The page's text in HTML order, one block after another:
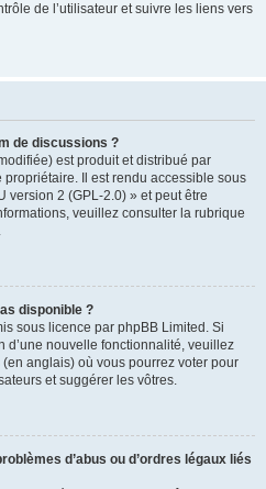
de l’utilisateur et suivre les liens vers
de discussions ?
est produit et distribué par
propriétaire. Il est rendu accessible sous
version 2 (GPL-2.0) » et peut être
veuillez consulter la rubrique
disponible ?
sous licence par phpBB Limited. Si
d’une nouvelle fonctionnalité, veuillez
(en anglais) où vous pourrez voter pour
et suggérer les vôtres.
d’abus ou d’ordres légaux liés